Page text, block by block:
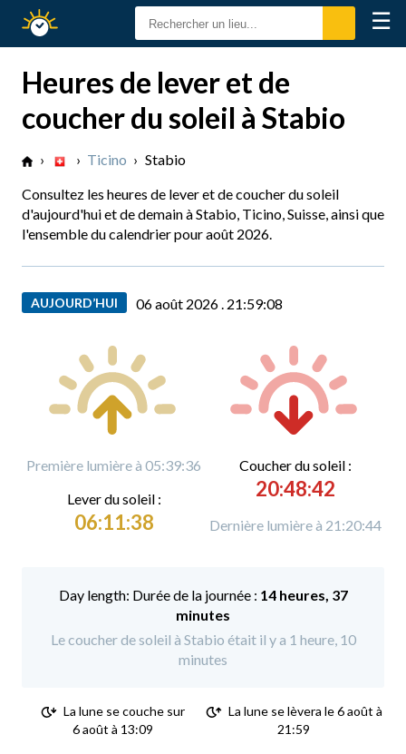
Calendrier
Solaire
☰
Heures de lever et de
coucher du soleil à Stabio
› › Ticino › Stabio
Consultez les heures de lever et de coucher du soleil
d'aujourd'hui et de demain à Stabio, Ticino, Suisse, ainsi que
l'ensemble du calendrier pour août 2026.
AUJOURD’HUI 06 août 2026 . 21:59:09
Première lumière à 05:39:36
Lever du soleil :
06:11:38
Coucher du soleil :
20:48:42
Dernière lumière à 21:20:44
Durée de la journée : 14 heures, 37
minutes
Le coucher de soleil à Stabio était il y a 1 heure, 10
minutes
La lune se couche sur
6 août à 13:09
La lune se lèvera le 6 août à
21:59